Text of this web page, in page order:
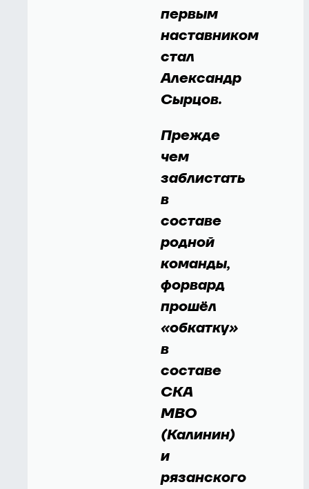
первым
наставником
стал
Александр
Сырцов.
Прежде
чем
заблистать
в
составе
родной
команды,
форвард
прошёл
«обкатку»
в
составе
СКА
МВО
(Калинин)
и
рязанского